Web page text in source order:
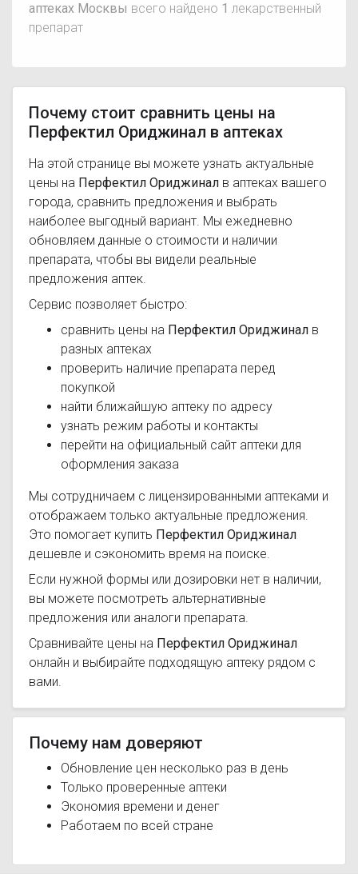
аптеках Москвы всего найдено 1 лекарственный
препарат
Почему стоит сравнить цены на
Перфектил Ориджинал в аптеках
На этой странице вы можете узнать актуальные
цены на Перфектил Ориджинал в аптеках вашего
города, сравнить предложения и выбрать
наиболее выгодный вариант. Мы ежедневно
обновляем данные о стоимости и наличии
препарата, чтобы вы видели реальные
предложения аптек.
Сервис позволяет быстро:
сравнить цены на Перфектил Ориджинал в
разных аптеках
проверить наличие препарата перед
покупкой
найти ближайшую аптеку по адресу
узнать режим работы и контакты
перейти на официальный сайт аптеки для
оформления заказа
Мы сотрудничаем с лицензированными аптеками и
отображаем только актуальные предложения.
Это помогает купить Перфектил Ориджинал
дешевле и сэкономить время на поиске.
Если нужной формы или дозировки нет в наличии,
вы можете посмотреть альтернативные
предложения или аналоги препарата.
Сравнивайте цены на Перфектил Ориджинал
онлайн и выбирайте подходящую аптеку рядом с
вами.
Почему нам доверяют
Обновление цен несколько раз в день
Только проверенные аптеки
Экономия времени и денег
Работаем по всей стране